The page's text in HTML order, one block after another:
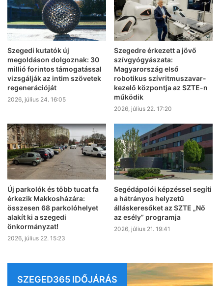
Szegedi kutatók új
megoldáson dolgoznak: 30
millió forintos támogatással
vizsgálják az intim szövetek
regenerációját
2026, július 24. 16:05
Szegedre érkezett a jövő
szívgyógyászata:
Magyarország első
robotikus szívritmuszavar-
kezelő központja az SZTE-n
működik
2026, július 22. 17:20
Új parkolók és több tucat fa
érkezik Makkosházára:
összesen 68 parkolóhelyet
alakít ki a szegedi
önkormányzat!
2026, július 22. 15:23
Segédápolói képzéssel segíti
a hátrányos helyzetű
álláskeresőket az SZTE „Nő
az esély” programja
2026, július 21. 19:41
SZEGED365 IDŐJÁRÁS